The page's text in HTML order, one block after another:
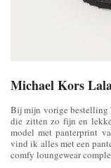
Michael Kors
Bij mijn vorige bestelling
die zitten zo fijn en
model met panterprint
vind ik alles met een
comfy loungewear